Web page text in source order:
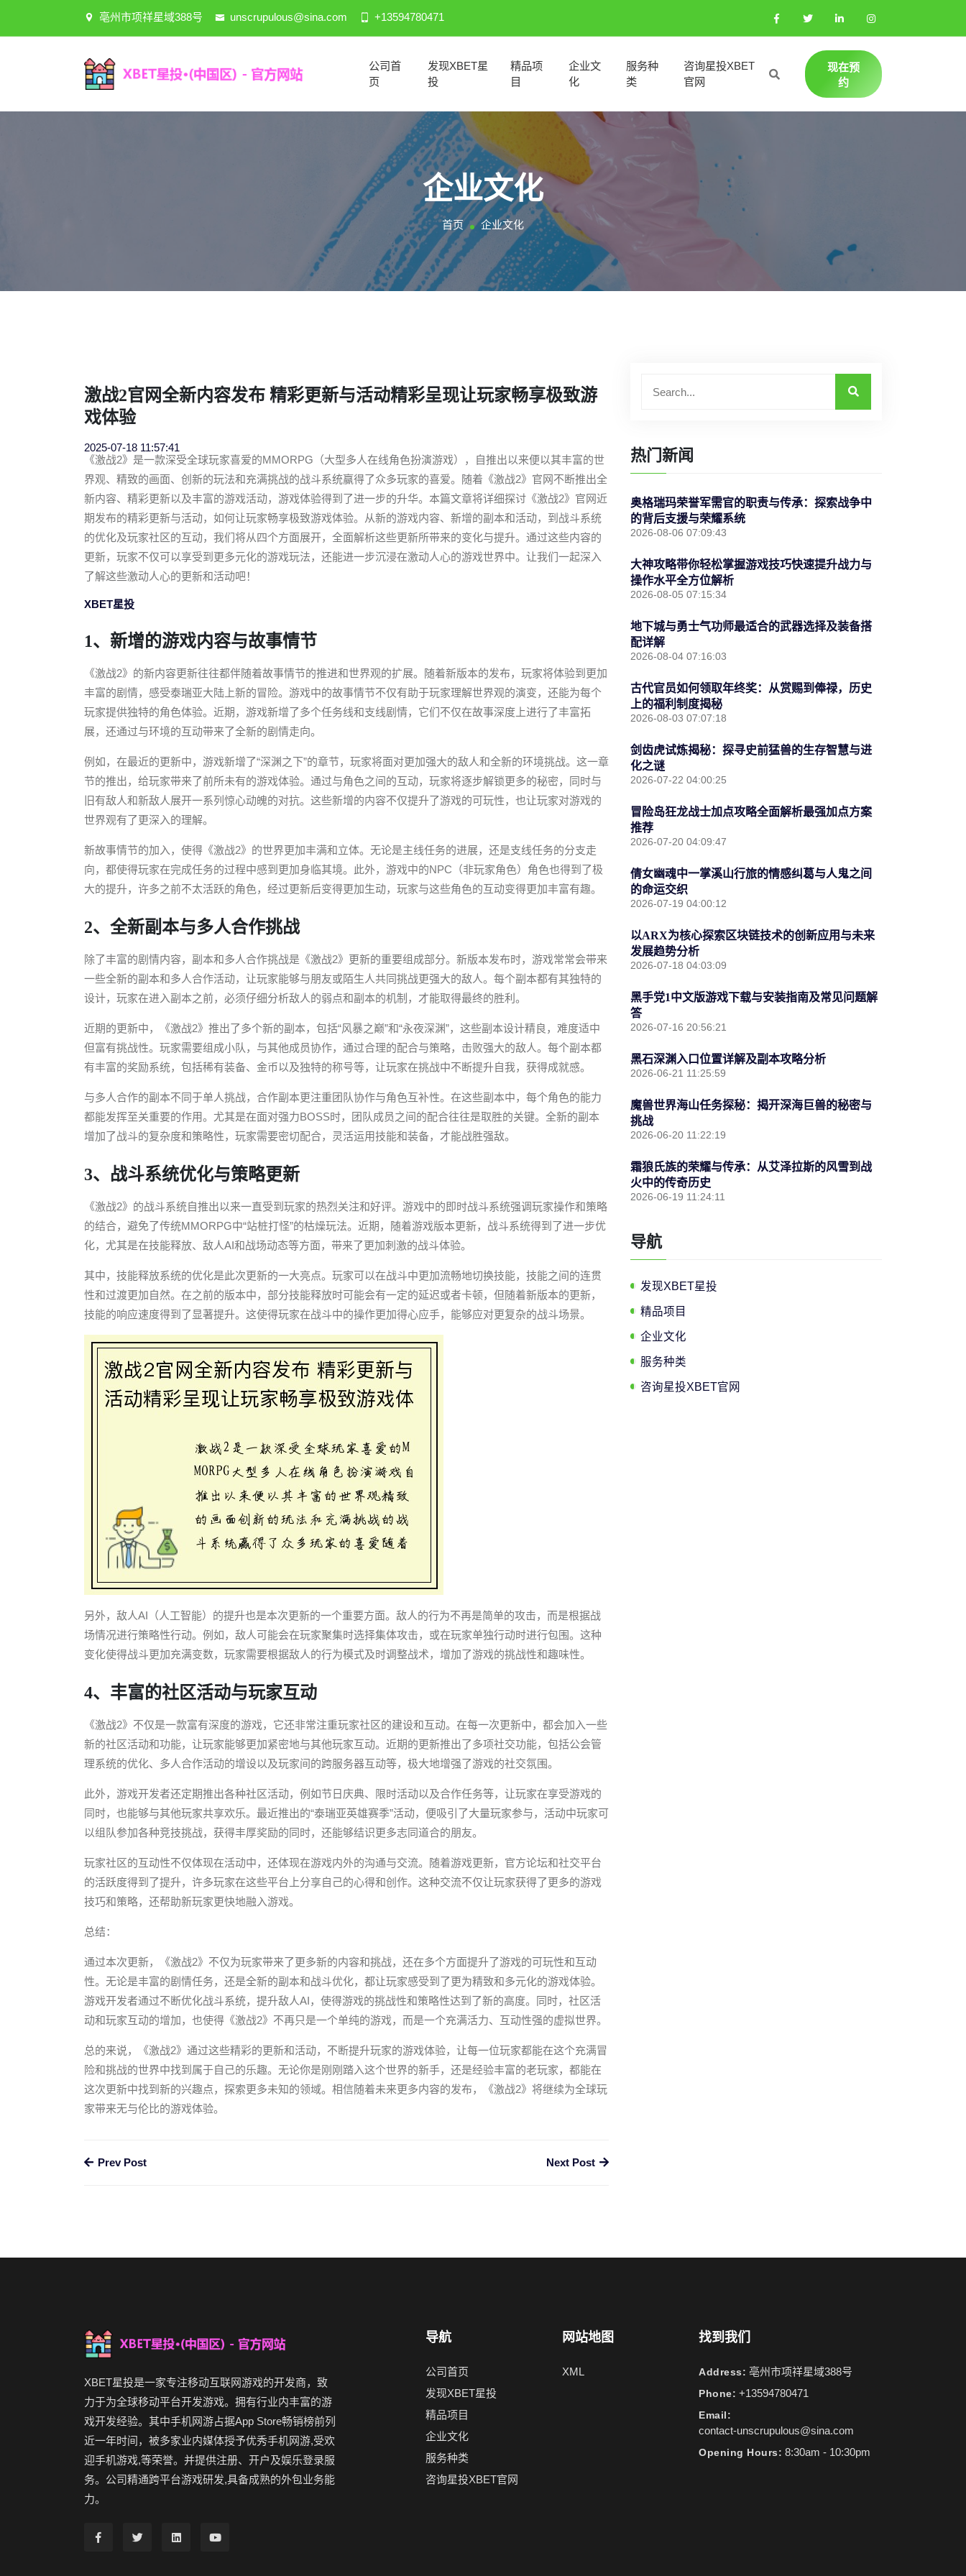
亳州市项祥星域388号 unscrupulous@sina.com +13594780471
公司首
页
发现XBET星
投
精品项
目
企业文
化
服务种
类
咨询星投XBET
官网
现在预
约
企业文化
首页 企业文化
激战2官网全新内容发布 精彩更新与活动精彩呈现让玩家畅享极致游
戏体验
2025-07-18 11:57:41
《激战2》是一款深受全球玩家喜爱的MMORPG（大型多人在线角色扮演游戏），自推出以来便以其丰富的世
界观、精致的画面、创新的玩法和充满挑战的战斗系统赢得了众多玩家的喜爱。随着《激战2》官网不断推出全
新内容、精彩更新以及丰富的游戏活动，游戏体验得到了进一步的升华。本篇文章将详细探讨《激战2》官网近
期发布的精彩更新与活动，如何让玩家畅享极致游戏体验。从新的游戏内容、新增的副本和活动，到战斗系统
的优化及玩家社区的互动，我们将从四个方面展开，全面解析这些更新所带来的变化与提升。通过这些内容的
更新，玩家不仅可以享受到更多元化的游戏玩法，还能进一步沉浸在激动人心的游戏世界中。让我们一起深入
了解这些激动人心的更新和活动吧！
XBET星投
1、新增的游戏内容与故事情节
《激战2》的新内容更新往往都伴随着故事情节的推进和世界观的扩展。随着新版本的发布，玩家将体验到更加
丰富的剧情，感受泰瑞亚大陆上新的冒险。游戏中的故事情节不仅有助于玩家理解世界观的演变，还能为每个
玩家提供独特的角色体验。近期，游戏新增了多个任务线和支线剧情，它们不仅在故事深度上进行了丰富拓
展，还通过与环境的互动带来了全新的剧情走向。
例如，在最近的更新中，游戏新增了“深渊之下”的章节，玩家将面对更加强大的敌人和全新的环境挑战。这一章
节的推出，给玩家带来了前所未有的游戏体验。通过与角色之间的互动，玩家将逐步解锁更多的秘密，同时与
旧有敌人和新敌人展开一系列惊心动魄的对抗。这些新增的内容不仅提升了游戏的可玩性，也让玩家对游戏的
世界观有了更深入的理解。
新故事情节的加入，使得《激战2》的世界更加丰满和立体。无论是主线任务的进展，还是支线任务的分支走
向，都使得玩家在完成任务的过程中感到更加身临其境。此外，游戏中的NPC（非玩家角色）角色也得到了极
大的提升，许多之前不太活跃的角色，经过更新后变得更加生动，玩家与这些角色的互动变得更加丰富有趣。
2、全新副本与多人合作挑战
除了丰富的剧情内容，副本和多人合作挑战是《激战2》更新的重要组成部分。新版本发布时，游戏常常会带来
一些全新的副本和多人合作活动，让玩家能够与朋友或陌生人共同挑战更强大的敌人。每个副本都有其独特的
设计，玩家在进入副本之前，必须仔细分析敌人的弱点和副本的机制，才能取得最终的胜利。
近期的更新中，《激战2》推出了多个新的副本，包括“风暴之巅”和“永夜深渊”，这些副本设计精良，难度适中
但富有挑战性。玩家需要组成小队，与其他成员协作，通过合理的配合与策略，击败强大的敌人。每个副本都
有丰富的奖励系统，包括稀有装备、金币以及独特的称号等，让玩家在挑战中不断提升自我，获得成就感。
与多人合作的副本不同于单人挑战，合作副本更注重团队协作与角色互补性。在这些副本中，每个角色的能力
都能发挥至关重要的作用。尤其是在面对强力BOSS时，团队成员之间的配合往往是取胜的关键。全新的副本
增加了战斗的复杂度和策略性，玩家需要密切配合，灵活运用技能和装备，才能战胜强敌。
3、战斗系统优化与策略更新
《激战2》的战斗系统自推出以来一直受到玩家的热烈关注和好评。游戏中的即时战斗系统强调玩家操作和策略
的结合，避免了传统MMORPG中“站桩打怪”的枯燥玩法。近期，随着游戏版本更新，战斗系统得到了进一步优
化，尤其是在技能释放、敌人AI和战场动态等方面，带来了更加刺激的战斗体验。
其中，技能释放系统的优化是此次更新的一大亮点。玩家可以在战斗中更加流畅地切换技能，技能之间的连贯
性和过渡更加自然。在之前的版本中，部分技能释放时可能会有一定的延迟或者卡顿，但随着新版本的更新，
技能的响应速度得到了显著提升。这使得玩家在战斗中的操作更加得心应手，能够应对更复杂的战斗场景。
另外，敌人AI（人工智能）的提升也是本次更新的一个重要方面。敌人的行为不再是简单的攻击，而是根据战
场情况进行策略性行动。例如，敌人可能会在玩家聚集时选择集体攻击，或在玩家单独行动时进行包围。这种
变化使得战斗更加充满变数，玩家需要根据敌人的行为模式及时调整战术，增加了游戏的挑战性和趣味性。
4、丰富的社区活动与玩家互动
《激战2》不仅是一款富有深度的游戏，它还非常注重玩家社区的建设和互动。在每一次更新中，都会加入一些
新的社区活动和功能，让玩家能够更加紧密地与其他玩家互动。近期的更新推出了多项社交功能，包括公会管
理系统的优化、多人合作活动的增设以及玩家间的跨服务器互动等，极大地增强了游戏的社交氛围。
此外，游戏开发者还定期推出各种社区活动，例如节日庆典、限时活动以及合作任务等，让玩家在享受游戏的
同时，也能够与其他玩家共享欢乐。最近推出的“泰瑞亚英雄赛季”活动，便吸引了大量玩家参与，活动中玩家可
以组队参加各种竞技挑战，获得丰厚奖励的同时，还能够结识更多志同道合的朋友。
玩家社区的互动性不仅体现在活动中，还体现在游戏内外的沟通与交流。随着游戏更新，官方论坛和社交平台
的活跃度得到了提升，许多玩家在这些平台上分享自己的心得和创作。这种交流不仅让玩家获得了更多的游戏
技巧和策略，还帮助新玩家更快地融入游戏。
总结：
通过本次更新，《激战2》不仅为玩家带来了更多新的内容和挑战，还在多个方面提升了游戏的可玩性和互动
性。无论是丰富的剧情任务，还是全新的副本和战斗优化，都让玩家感受到了更为精致和多元化的游戏体验。
游戏开发者通过不断优化战斗系统，提升敌人AI，使得游戏的挑战性和策略性达到了新的高度。同时，社区活
动和玩家互动的增加，也使得《激战2》不再只是一个单纯的游戏，而是一个充满活力、互动性强的虚拟世界。
总的来说，《激战2》通过这些精彩的更新和活动，不断提升玩家的游戏体验，让每一位玩家都能在这个充满冒
险和挑战的世界中找到属于自己的乐趣。无论你是刚刚踏入这个世界的新手，还是经验丰富的老玩家，都能在
这次更新中找到新的兴趣点，探索更多未知的领域。相信随着未来更多内容的发布，《激战2》将继续为全球玩
家带来无与伦比的游戏体验。
Prev Post Next Post
热门新闻
奥格瑞玛荣誉军需官的职责与传承：探索战争中
的背后支援与荣耀系统
2026-08-06 07:09:43
大神攻略带你轻松掌握游戏技巧快速提升战力与
操作水平全方位解析
2026-08-05 07:15:34
地下城与勇士气功师最适合的武器选择及装备搭
配详解
2026-08-04 07:16:03
古代官员如何领取年终奖：从赏赐到俸禄，历史
上的福利制度揭秘
2026-08-03 07:07:18
剑齿虎试炼揭秘：探寻史前猛兽的生存智慧与进
化之谜
2026-07-22 04:00:25
冒险岛狂龙战士加点攻略全面解析最强加点方案
推荐
2026-07-20 04:09:47
倩女幽魂中一掌溪山行旅的情感纠葛与人鬼之间
的命运交织
2026-07-19 04:00:12
以ARX为核心探索区块链技术的创新应用与未来
发展趋势分析
2026-07-18 04:03:09
黑手党1中文版游戏下载与安装指南及常见问题解
答
2026-07-16 20:56:21
黑石深渊入口位置详解及副本攻略分析
2026-06-21 11:25:59
魔兽世界海山任务探秘：揭开深海巨兽的秘密与
挑战
2026-06-20 11:22:19
霜狼氏族的荣耀与传承：从艾泽拉斯的风雪到战
火中的传奇历史
2026-06-19 11:24:11
导航
发现XBET星投
精品项目
企业文化
服务种类
咨询星投XBET官网
XBET星投是一家专注移动互联网游戏的开发商，致
力于为全球移动平台开发游戏。拥有行业内丰富的游
戏开发经验。其中手机网游占据App Store畅销榜前列
近一年时间，被多家业内媒体授予优秀手机网游,受欢
迎手机游戏,等荣誉。并提供注册、开户及娱乐登录服
务。公司精通跨平台游戏研发,具备成熟的外包业务能
力。
导航
公司首页
发现XBET星投
精品项目
企业文化
服务种类
咨询星投XBET官网
网站地图
XML
找到我们
Address: 亳州市项祥星域388号
Phone: +13594780471
Email:
contact-unscrupulous@sina.com
Opening Hours: 8:30am - 10:30pm